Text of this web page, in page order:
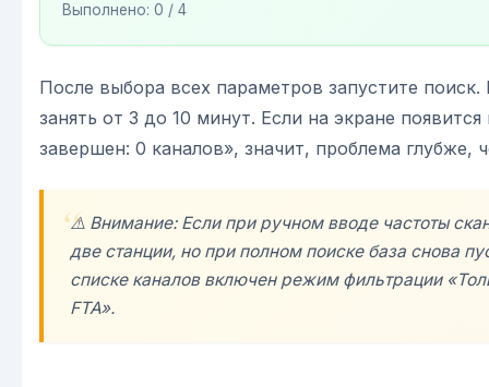
Выполнено: 0 / 4
После выбора всех параметров запустите
занять от 3 до 10 минут. Если на экране
завершен: 0 каналов», значит, проблема глубже,
⚠️ Внимание: Если при ручном вводе частоты
две станции, но при полном поиске база снова
списке каналов включен режим фильтрации
FTA».